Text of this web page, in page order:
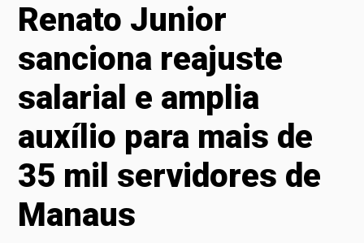
Renato Junior
sanciona reajuste
salarial e amplia
auxílio para mais de
35 mil servidores de
Manaus